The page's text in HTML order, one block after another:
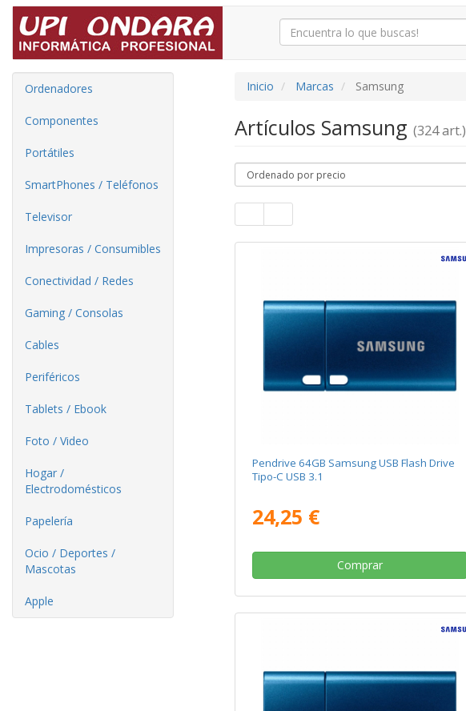
Ordenadores
Componentes
Portátiles
SmartPhones / Teléfonos
Televisor
Impresoras / Consumibles
Conectividad / Redes
Gaming / Consolas
Cables
Periféricos
Tablets / Ebook
Foto / Video
Hogar /
Electrodomésticos
Papelería
Ocio / Deportes /
Mascotas
Apple
Inicio Marcas Samsung
Artículos Samsung (324 art.)
Pendrive 64GB Samsung USB Flash Drive
Tipo-C USB 3.1
24,25 €
Comprar